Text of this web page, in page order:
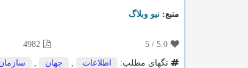
منبع: نیو وبلاگ
5.0
/
5
4982
تگهای مطلب:
اطلاعات جهان